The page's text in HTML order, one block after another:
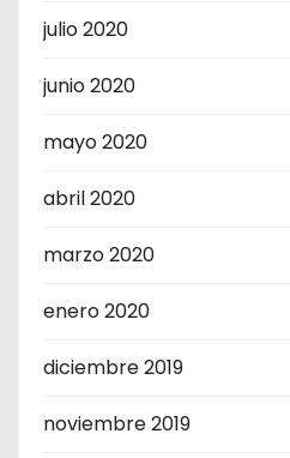
julio 2020
junio 2020
mayo 2020
abril 2020
marzo 2020
enero 2020
diciembre 2019
noviembre 2019